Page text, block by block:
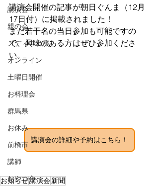
講演会
親の会
メディア出演
オンライン
土曜日開催
お料理会
群馬県
お休み
前橋市
講師
おやつ会
講演会開催の記事が朝日ぐんま（12月
17日付）に掲載されました！
まだ若干名の当日参加も可能ですの
で、興味のある方はぜひ参加くださ
い。
講演会の詳細や予約はこちら！
お知らせ講演会新聞